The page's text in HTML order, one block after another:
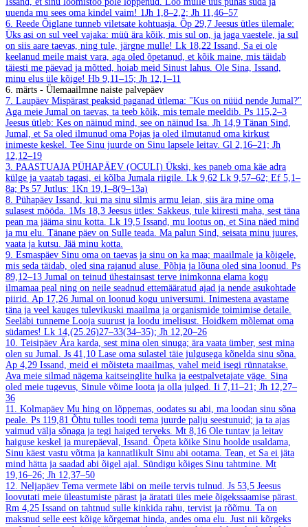
uuenda mu sees oma kindel vaim! 1Jh 1,8–2,2; Jh 11,46–57
6. Reede Õiglane tunneb viletsate kohtuasja. Õp 29,7 Jeesus ütles ülemale:
Üks asi on sul veel vajaka: müü ära kõik, mis sul on, ja jaga vaestele, ja sul
on siis aare taevas, ning tule, järgne mulle! Lk 18,22 Issand, Sa ei ole
keelanud meile maist vara, aga oled õpetanud, et kõik maine, mis täidab
täiesti me päevad ja mõtted, hoiab meid Sinust lahus. Ole Sina, Issand,
minu elus üle kõige! Hb 9,11–15; Jh 12,1–11
6. märts - Ülemaailmne naiste palvepäev
7. Laupäev Mispärast peaksid paganad ütlema: "Kus on nüüd nende Jumal?"
Aga meie Jumal on taevas, ta teeb kõik, mis temale meeldib. Ps 115,2–3
Jeesus ütleb: Kes on näinud mind, see on näinud Isa. Jh 14,9 Tänan Sind,
Jumal, et Sa oled ilmunud oma Pojas ja oled ilmutanud oma kirkust
inimeste keskel. Tee Sinu juurde on Sinu lapsele leitav. Gl 2,16–21; Jh
12,12–19
3. PAASTUAJA PÜHAPÄEV (OCULI) Ükski, kes paneb oma käe adra
külge ja vaatab tagasi, ei kõlba Jumala riigile. Lk 9,62 Lk 9,57–62; Ef 5,1–
8a; Ps 57 Jutlus: 1Kn 19,1–8(9–13a)
8. Pühapäev Issand, kui ma sinu silmis armu leian, siis ära mine oma
sulasest mööda. 1Ms 18,3 Jeesus ütles: Sakkeus, tule kiiresti maha, sest täna
pean ma jääma sinu kotta. Lk 19,5 Issand, mu lootus on, et Sina näed mind
ja mu elu. Tänane päev on Sulle teada. Ma palun Sind, seisata minu juures,
vaata ja kutsu. Jää minu kotta.
9. Esmaspäev Sinu oma on taevas ja sinu on ka maa; maailmale ja kõigele,
mis seda täidab, oled sina rajanud aluse. Põhja ja lõuna oled sina loonud. Ps
89,12–13 Jumal on teinud ühestainsast terve inimkonna elama kogu
ilmamaa peal ning on neile seadnud ettemääratud ajad ja nende asukohtade
piirid. Ap 17,26 Jumal on loonud kogu universumi. Inimestena avastame
täna ja veel kauges tulevikuski maailma ja organismide toimimise detaile.
Seeläbi tunneme Looja suurust ja loodu imelisust. Hoidkem mõlemat oma
südames! Lk 14,(25.26)27–33(34–35); Jh 12,20–26
10. Teisipäev Ära karda, sest mina olen sinuga; ära vaata ümber, sest mina
olen su Jumal. Js 41,10 Lase oma sulastel täie julgusega kõnelda sinu sõna.
Ap 4,29 Issand, meid ei mõisteta maailmas, vahel meid isegi rünnatakse.
Ava meie silmad nägema kaitseinglite hulka ja eestpalvetajate väge. Sina
oled meie tugevus, Sinule võime loota ja olla julged. Ii 7,11–21; Jh 12,27–
36
11. Kolmapäev Mu hing on lõppemas, oodates su abi, ma loodan sinu sõna
peale. Ps 119,81 Õhtu tulles toodi tema juurde palju seestunuid; ja ta ajas
vaimud välja sõnaga ja tegi haiged terveks. Mt 8,16 Ole tuntav ja leitav
haiguse keskel ja murepäeval, Issand. Õpeta kõike Sinu hoolde usaldama,
Sinu käest vastu võtma ja kannatlikult Sinu abi ootama. Tean, et Sa ei jäta
mind hätta ja saadad abi õigel ajal. Sündigu kõiges Sinu tahtmine. Mt
19,16–26; Jh 12,37–50
12. Neljapäev Tema vermete läbi on meile tervis tulnud. Js 53,5 Jeesus
loovutati meie üleastumiste pärast ja äratati üles meie õigekssaamise pärast.
Rm 4,25 Issand on tahtnud sulle kinkida rahu, tervist ja rõõmu. Ta on
maksnud selle eest kõige kõrgemat hinda, andes oma elu. Just nii kõrgeks